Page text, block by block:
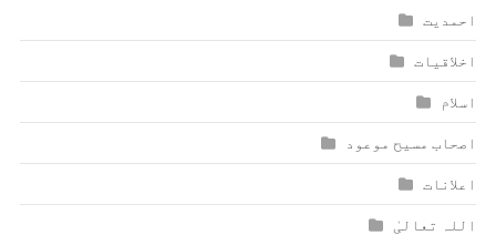
احمدیت
اخلاقیات
اسلام
اصحاب مسیح موعود
اعلانات
اللہ تعالیٰ